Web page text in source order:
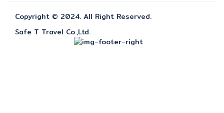
Copyright © 2024. All Right Reserved.
Safe T Travel Co.,Ltd.